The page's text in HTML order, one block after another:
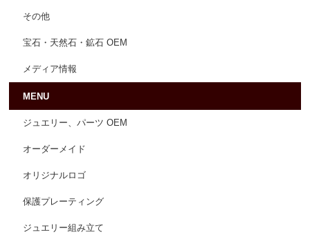
その他
宝石・天然石・鉱石 OEM
メディア情報
MENU
ジュエリー、パーツ OEM
オーダーメイド
オリジナルロゴ
保護プレーティング
ジュエリー組み立て